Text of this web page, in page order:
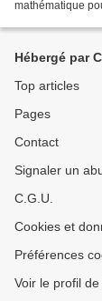
mathématique
Hébergé par
Top articles
Pages
Contact
Signaler un
C.G.U.
Cookies et
Préférences
Voir le profil